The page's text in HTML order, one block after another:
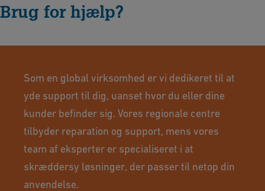
Brug for hjælp?
Som en global virksomhed er vi dedikeret til at
yde support til dig, uanset hvor du eller dine
kunder befinder sig. Vores regionale centre
tilbyder reparation og support, mens vores
team af eksperter er specialiseret i at
skræddersy løsninger, der passer til netop din
anvendelse.